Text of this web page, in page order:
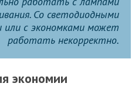
Со светодиодными
с экономками может
работать некорректно.
экономии